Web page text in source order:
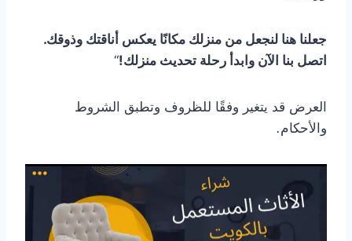
جعلنا هنا لنجعل من منزلك مكانًا يعكس أناقتك وذوقك.
اتصل بنا الآن وابدأ رحلة تحديث منزلك!“
العرض قد يتغير وفقًا للظروف وتطبق الشروط
والأحكام.